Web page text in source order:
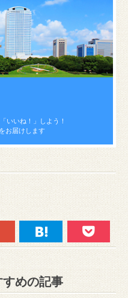
「いいね！」しよう！
お届けします
めの記事